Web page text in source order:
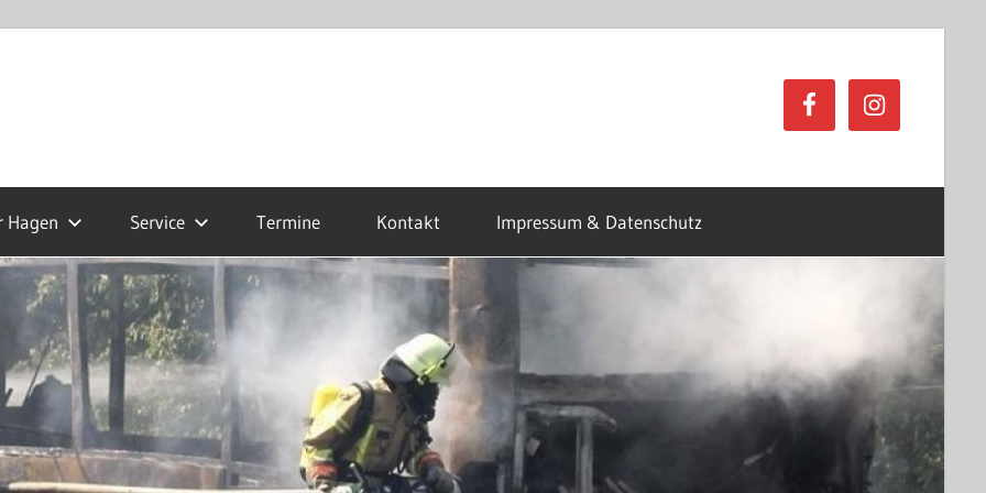
Hagen Service Termine Kontakt Impressum & Datenschutz